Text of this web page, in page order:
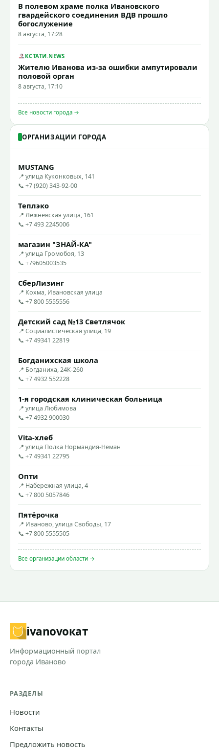
В полевом храме полка Ивановского
гвардейского соединения ВДВ прошло
богослужение
8 августа, 17:28
КСТАТИ.NEWS
Жителю Иванова из-за ошибки ампутировали
половой орган
8 августа, 17:10
Все новости города →
ОРГАНИЗАЦИИ ГОРОДА
MUSTANG
📍 улица Куконковых, 141
📞 +7 (920) 343-92-00
Теплэко
📍 Лежневская улица, 161
📞 +7 493 2245006
магазин "ЗНАЙ-КА"
📍 улица Громобоя, 13
📞 +79605003535
СберЛизинг
📍 Кохма, Ивановская улица
📞 +7 800 5555556
Детский сад №13 Светлячок
📍 Социалистическая улица, 19
📞 +7 49341 22819
Богданихская школа
📍 Богданиха, 24К-260
📞 +7 4932 552228
1-я городская клиническая больница
📍 улица Любимова
📞 +7 4932 900030
Vita-хлеб
📍 улица Полка Нормандия-Неман
📞 +7 49341 22795
Опти
📍 Набережная улица, 4
📞 +7 800 5057846
Пятёрочка
📍 Иваново, улица Свободы, 17
📞 +7 800 5555505
Все организации области →
ivanovoкат
Информационный портал
города Иваново
РАЗДЕЛЫ
Новости
Контакты
Предложить новость